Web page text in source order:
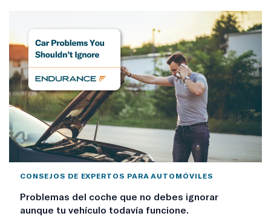
CONSEJOS DE EXPERTOS PARA AUTOMÓVILES
Problemas del coche que no debes ignorar
aunque tu vehículo todavía funcione.